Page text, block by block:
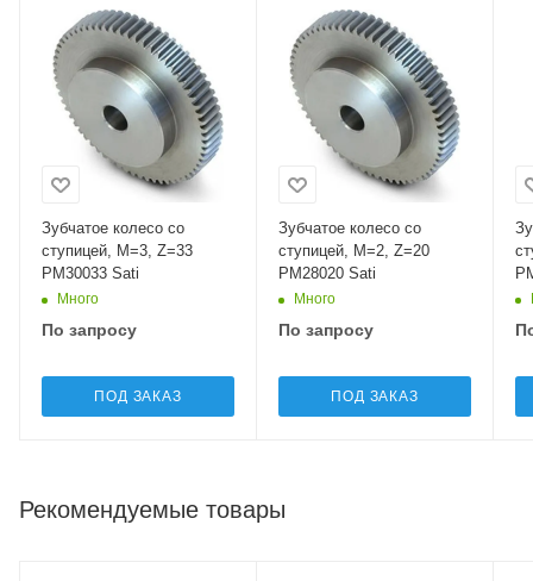
Зубчатое колесо со
ступицей, M=3, Z=33
PM30033 Sati
Много
По запросу
ПОД ЗАКАЗ
Зубчатое колесо со
ступицей, M=2, Z=20
PM28020 Sati
Много
По запросу
ПОД ЗАКАЗ
Рекомендуемые товары